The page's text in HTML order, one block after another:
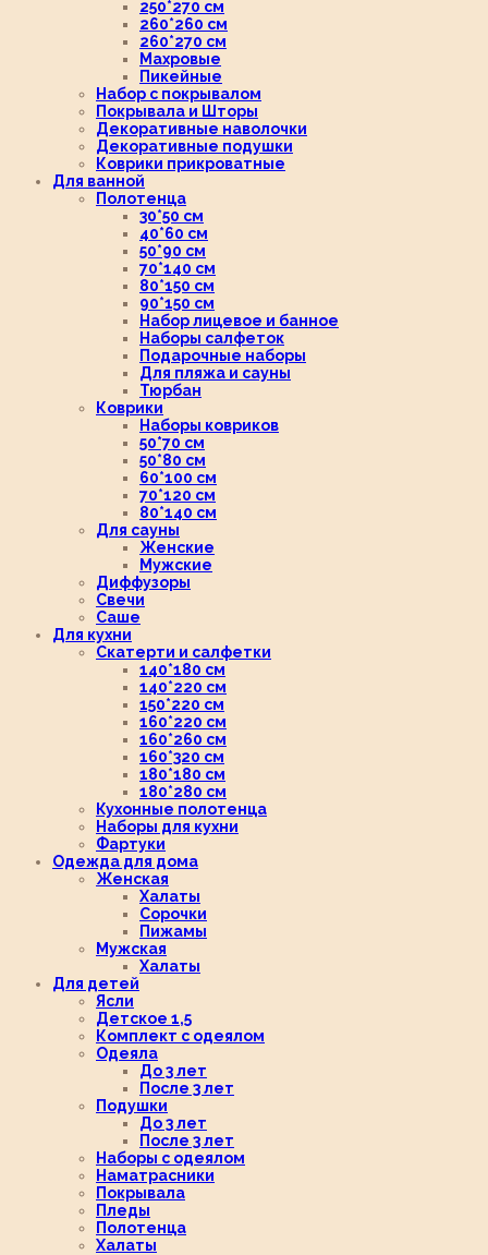
250*270 см
260*260 см
260*270 см
Махровые
Пикейные
Набор с покрывалом
Покрывала и Шторы
Декоративные наволочки
Декоративные подушки
Коврики прикроватные
Для ванной
Полотенца
30*50 см
40*60 см
50*90 см
70*140 см
80*150 см
90*150 см
Набор лицевое и банное
Наборы салфеток
Подарочные наборы
Для пляжа и сауны
Тюрбан
Коврики
Наборы ковриков
50*70 см
50*80 см
60*100 см
70*120 см
80*140 см
Для сауны
Женские
Мужские
Диффузоры
Свечи
Саше
Для кухни
Скатерти и салфетки
140*180 см
140*220 см
150*220 см
160*220 см
160*260 см
160*320 см
180*180 см
180*280 см
Кухонные полотенца
Наборы для кухни
Фартуки
Одежда для дома
Женская
Халаты
Сорочки
Пижамы
Мужская
Халаты
Для детей
Ясли
Детское 1,5
Комплект с одеялом
Одеяла
До 3 лет
После 3 лет
Подушки
До 3 лет
После 3 лет
Наборы с одеялом
Наматрасники
Покрывала
Пледы
Полотенца
Халаты